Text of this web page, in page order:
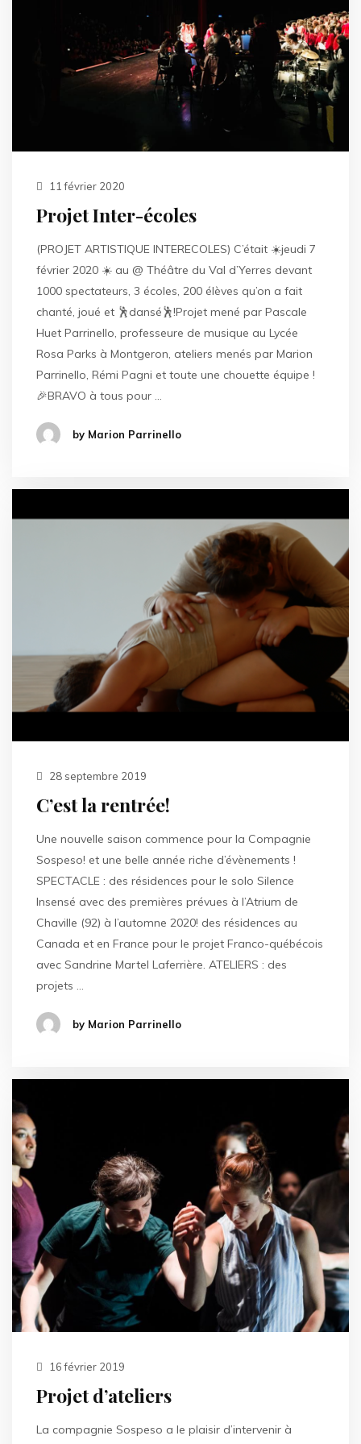
11 février 2020
Projet Inter-écoles
(PROJET ARTISTIQUE INTERECOLES) C’était ☀️jeudi 7
février 2020 ☀️ au @ Théâtre du Val d’Yerres devant
1000 spectateurs, 3 écoles, 200 élèves qu’on a fait
chanté, joué et 🕺dansé🕺!Projet mené par Pascale
Huet Parrinello, professeure de musique au Lycée
Rosa Parks à Montgeron, ateliers menés par Marion
Parrinello, Rémi Pagni et toute une chouette équipe !
🎉BRAVO à tous pour …
by Marion Parrinello
28 septembre 2019
C’est la rentrée!
Une nouvelle saison commence pour la Compagnie
Sospeso! et une belle année riche d’évènements !
SPECTACLE : des résidences pour le solo Silence
Insensé avec des premières prévues à l’Atrium de
Chaville (92) à l’automne 2020! des résidences au
Canada et en France pour le projet Franco-québécois
avec Sandrine Martel Laferrière. ATELIERS : des
projets …
by Marion Parrinello
16 février 2019
Projet d’ateliers
La compagnie Sospeso a le plaisir d’intervenir à